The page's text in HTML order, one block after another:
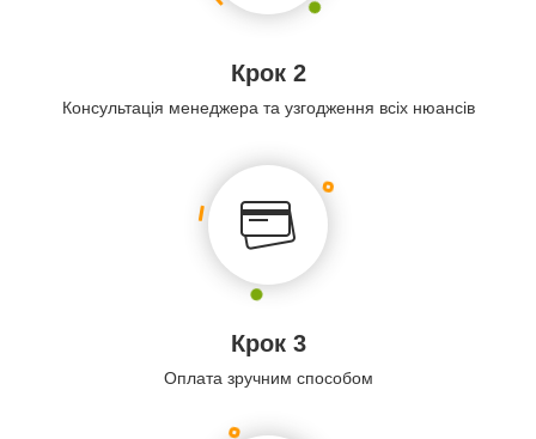
Крок 2
Консультація менеджера та узгодження всіх нюансів
Крок 3
Оплата зручним способом